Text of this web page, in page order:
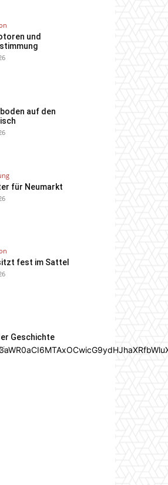
und
auf den
für Neumarkt
fest im Sattel
Geschichte